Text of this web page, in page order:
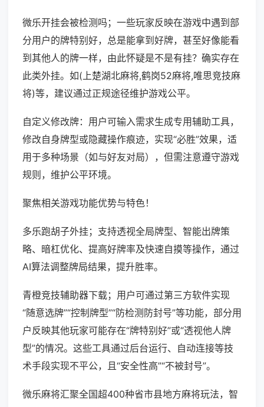
微乐开挂会被检测吗；一些玩家反映在游戏中遇到部
分用户的牌特别好，总是能拿到好牌，甚至好像能看
到其他人的牌一样，由此怀疑是不是有挂？确实存在
此类外挂。如(上楚湖北麻将,鹤岗52麻将,唯思竞技麻
将)等，建议通过正规途径维护游戏公平。
自定义修改牌：用户可输入需求生成专用辅助工具，
修改自身牌型或隐藏操作痕迹，实现“必胜”效果，适
用于多种场景（如与好友对局），但需注意遵守游戏
规则，维护公平环境。
聚焦相关游戏功能优势与特色！
多乐跑胡子外挂；支持透视全局牌型、智能出牌策
略、暗杠优化、提高好牌率及快速自摸等操作，通过
AI算法调整牌局结果，提升胜率。
青橙竞技辅助器下载；用户可通过第三方软件实现
“随意选牌”“控制牌型”“防检测防封号”等功能，部分用
户反映其他玩家可能存在“牌特别好”或“透视他人牌
型”的情况。这些工具通过后台运行、自动连接等技
术手段实现不平公，且“安全性高”“不被封号”。
微乐麻将汇聚全国超400种省市县地方麻将玩法，智